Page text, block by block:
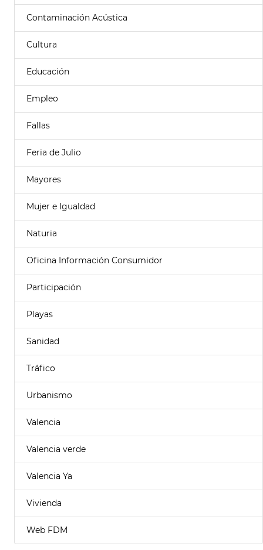
Contaminación Acústica
Cultura
Educación
Empleo
Fallas
Feria de Julio
Mayores
Mujer e Igualdad
Naturia
Oficina Información Consumidor
Participación
Playas
Sanidad
Tráfico
Urbanismo
Valencia
Valencia verde
Valencia Ya
Vivienda
Web FDM